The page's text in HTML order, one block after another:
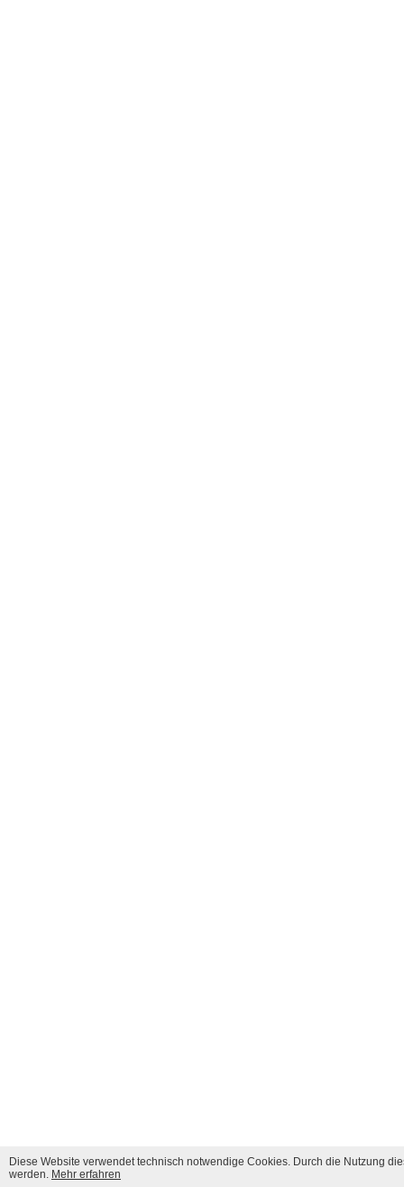
Diese Website verwendet technisch notwendige Cookies. Durch die Nutzung
werden. Mehr erfahren